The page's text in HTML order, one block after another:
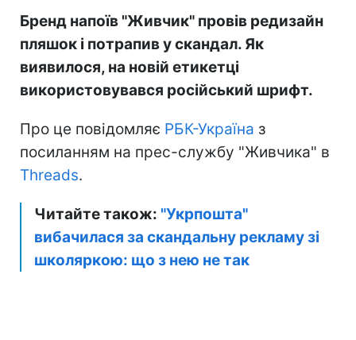
Бренд напоїв "Живчик" провів редизайн
пляшок і потрапив у скандал. Як
виявилося, на новій етикетці
використовувався російський шрифт.
Про це повідомляє РБК-Україна з
посиланням на прес-службу "Живчика" в
Threads.
Читайте також: "Укрпошта"
вибачилася за скандальну рекламу зі
школяркою: що з нею не так